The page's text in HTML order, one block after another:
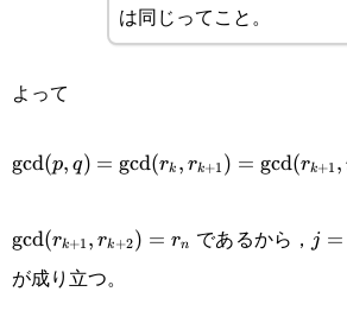
は同じってこと。
よって
\text{gcd}
(r_k,r_{k+1})=\text{gcd}
(r_{k+1},r_{k+2})=r_n
gcd(p, q) = gcd(rk , rk+1 ) = gcd(rk+1 ,
\text{gcd}
(r_{k+1},r_{k+2})=r_n
gcd(rk+1 , rk+2) = rn であるから， j =
が成り立つ。